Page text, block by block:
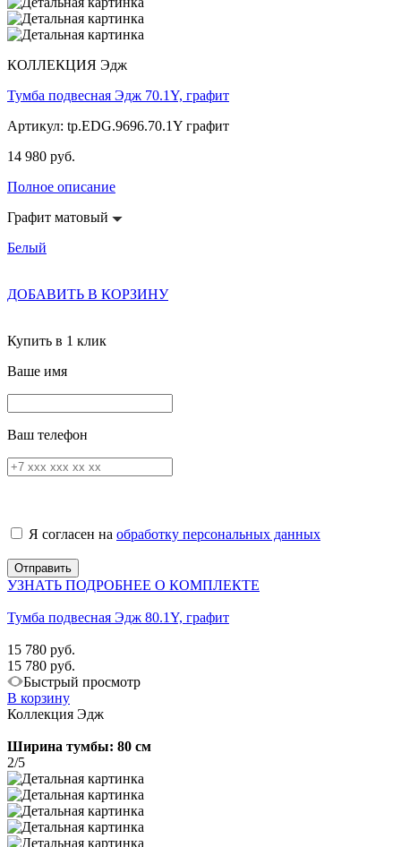
КОЛЛЕКЦИЯ Эдж
Тумба подвесная Эдж 70.1Y, графит
Артикул: tp.EDG.9696.70.1Y графит
14 980 руб.
Полное описание
Графит матовый
Белый
ДОБАВИТЬ В КОРЗИНУ
Купить в 1 клик
Ваше имя
Ваш телефон
Я согласен на обработку персональных данных
УЗНАТЬ ПОДРОБНЕЕ О КОМПЛЕКТЕ
Тумба подвесная Эдж 80.1Y, графит
15 780 руб.
15 780 руб.
Быстрый просмотр
В корзину
Коллекция Эдж
Ширина тумбы: 80 см
2/5